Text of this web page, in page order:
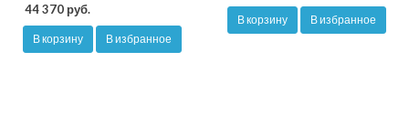
44 370 руб.
В корзину В избранное
В корзину В избранное